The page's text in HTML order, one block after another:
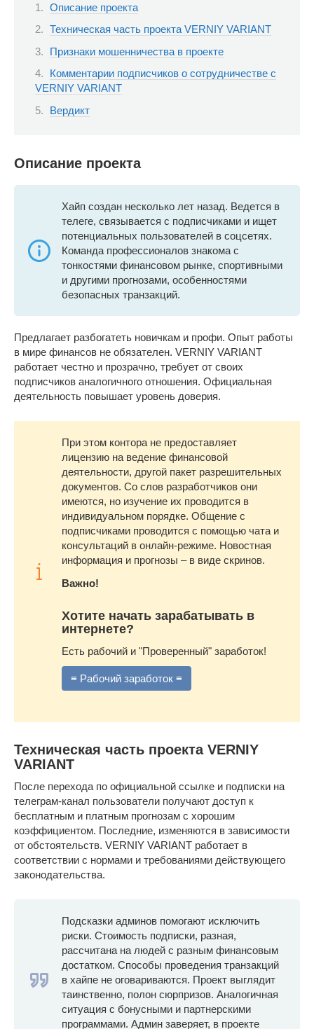
Описание проекта
Техническая часть проекта VERNIY VARIANT
Признаки мошенничества в проекте
Комментарии подписчиков о сотрудничестве с
VERNIY VARIANT
Вердикт
Описание проекта
Хайп создан несколько лет назад. Ведется в
телеге, связывается с подписчиками и ищет
потенциальных пользователей в соцсетях.
Команда профессионалов знакома с
тонкостями финансовом рынке, спортивными
и другими прогнозами, особенностями
безопасных транзакций.
Предлагает разбогатеть новичкам и профи. Опыт работы
в мире финансов не обязателен. VERNIY VARIANT
работает честно и прозрачно, требует от своих
подписчиков аналогичного отношения. Официальная
деятельность повышает уровень доверия.
При этом контора не предоставляет
лицензию на ведение финансовой
деятельности, другой пакет разрешительных
документов. Со слов разработчиков они
имеются, но изучение их проводится в
индивидуальном порядке. Общение с
подписчиками проводится с помощью чата и
консультаций в онлайн-режиме. Новостная
информация и прогнозы – в виде скринов.
Важно!
Хотите начать зарабатывать в
интернете?
Есть рабочий и "Проверенный" заработок!
≡ Рабочий заработок ≡
Техническая часть проекта VERNIY
VARIANT
После перехода по официальной ссылке и подписки на
телеграм-канал пользователи получают доступ к
бесплатным и платным прогнозам с хорошим
коэффициентом. Последние, изменяются в зависимости
от обстоятельств. VERNIY VARIANT работает в
соответствии с нормами и требованиями действующего
законодательства.
Подсказки админов помогают исключить
риски. Стоимость подписки, разная,
рассчитана на людей с разным финансовым
достатком. Способы проведения транзакций
в хайпе не оговариваются. Проект выглядит
таинственно, полон сюрпризов. Аналогичная
ситуация с бонусными и партнерскими
программами. Админ заверяет, в проекте